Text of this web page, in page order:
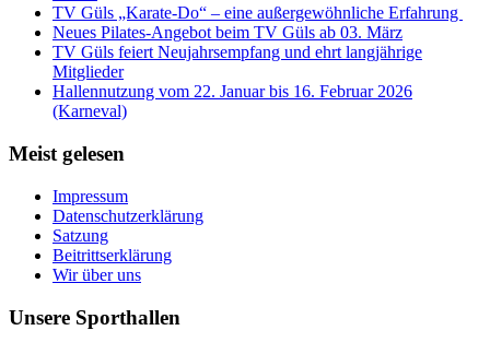
TV Güls „Karate-Do“ – eine außergewöhnliche Erfahrung
Neues Pilates-Angebot beim TV Güls ab 03. März
TV Güls feiert Neujahrsempfang und ehrt langjährige
Mitglieder
Hallennutzung vom 22. Januar bis 16. Februar 2026
(Karneval)
Meist gelesen
Impressum
Datenschutzerklärung
Satzung
Beitrittserklärung
Wir über uns
Unsere Sporthallen